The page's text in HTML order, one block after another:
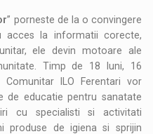
” porneste de la o convingere
acces la informatii corecte,
ele devin motoare ale
Timp de 18 luni, 16
ILO Ferentari vor
de educatie pentru sanatate
cu specialisti si activitati
produse de igiena si sprijin